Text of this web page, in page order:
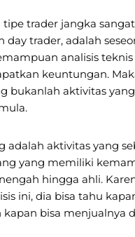
tipe trader jangka
day trader, adalah
analisis teknis
keuntungan.
bukanlah aktivitas
adalah aktivitas yang
yang memiliki
hingga ahli.
ini, dia bisa tahu
kapan bisa menjualnya